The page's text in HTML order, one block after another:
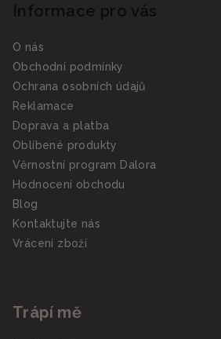
Informace pro vás
O nás
Obchodní podmínky
Ochrana osobních údajů
Reklamace
Doprava a platba
Oblíbené produkty
Věrnostní program Dalora
Hodnocení obchodu
Blog
Kontaktujte nás
Vrácení zboží
Trápí mě